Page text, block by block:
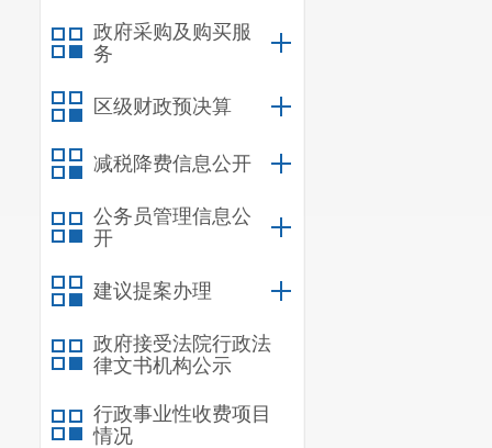
政府采购及购买服
务
区级财政预决算
减税降费信息公开
公务员管理信息公
开
建议提案办理
政府接受法院行政法
律文书机构公示
行政事业性收费项目
情况